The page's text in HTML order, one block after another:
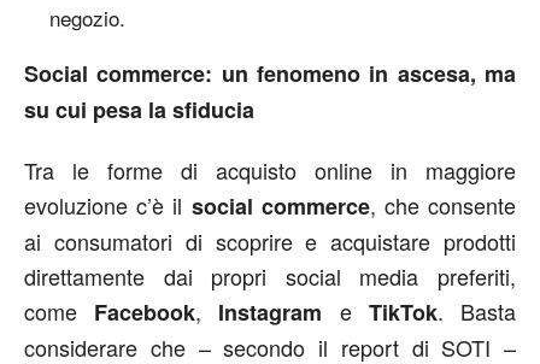
negozio.
Social commerce: un fenomeno in ascesa, ma
su cui pesa la sfiducia
Tra le forme di acquisto online in maggiore
evoluzione c’è il social commerce, che consente
ai consumatori di scoprire e acquistare prodotti
direttamente dai propri social media preferiti,
come Facebook, Instagram e TikTok. Basta
considerare che – secondo il report di SOTI –